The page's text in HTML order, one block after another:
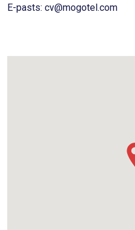
E-pasts: cv@mogotel.com